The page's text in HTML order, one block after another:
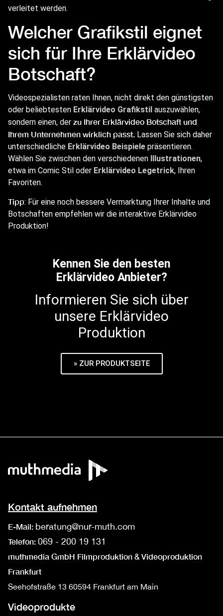
verleitet werden.
Welcher Grafikstil eignet
sich für Ihre Erklärvideo
Botschaft?
Videospezialisten raten Ihnen, nicht direkt den günstigsten
oder beliebtesten Erklärvideo Grafikstil auszuwählen,
sondern einen, der zu Ihrer Erklärvideo Botschaft und
Ihrem Unternehmen wirklich passt. Lassen Sie sich daher
unterschiedliche Erklärvideo Beispiele präsentieren.
Wählen Sie zwischen den verschiedenen Illustrationen,
etwa im Comic Stil oder Erklärvideo Legetrick, Ihren
Favoriten.
Tipp: Für eine noch bessere Vermarktung Ihrer Inhalte und
Botschaften empfehlen wir die interaktive Erklärvideo
Produktion!
Kennen Sie den besten
Erklärvideo Anbieter?
Informieren Sie sich über
unsere Erklärvideo
Produktion
» ZUR PRODUKTSEITE
Kontakt aufnehmen
E-Mail: beratung@nur-muth.com
Telefon: 069 - 200 19 131
muthmedia GmbH Filmproduktion & Videoproduktion
Frankfurt
Seehofstraße 13 60594 Frankfurt am Main
Videoprodukte